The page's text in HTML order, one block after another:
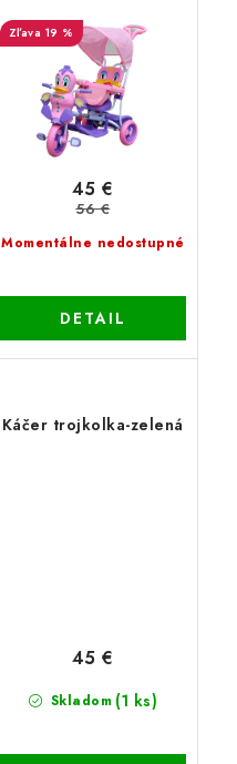
19 %
Momentálne nedostupné
45 €
56 €
DETAIL
Káčer trojkolka-zelená
Skladom (1 ks)
45 €